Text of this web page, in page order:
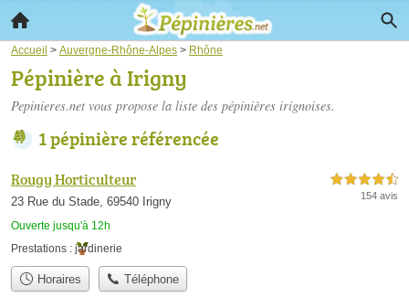
Accueil > Auvergne-Rhône-Alpes > Rhône
Pépinière à Irigny
Pepinieres.net vous propose la liste des pépinières irignoises.
1 pépinière référencée
Rougy Horticulteur
23 Rue du Stade, 69540 Irigny
Ouverte jusqu'à 12h
4,5 étoiles sur 5
154 avis
Prestations : jardinerie
Horaires Téléphone